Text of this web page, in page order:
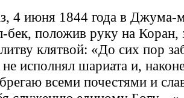
4 июня 1844 года в Джума-
бек, положив руку на Коран,
клятвой: «До сих пор
исполнял шариата и,
всеми почестями и